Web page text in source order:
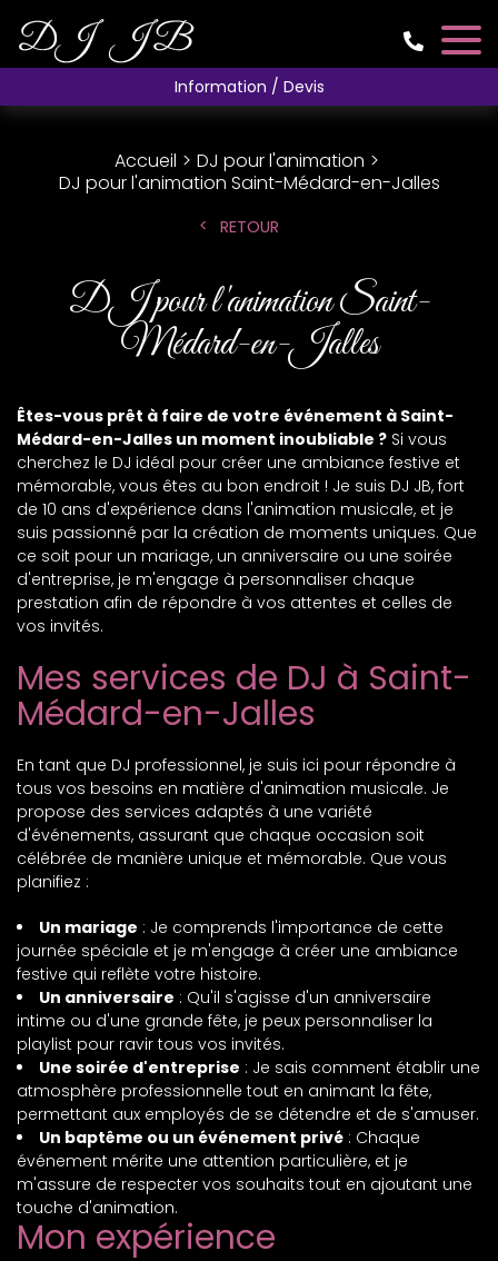
Information / Devis
Accueil
DJ pour l'animation
DJ pour l'animation Saint-Médard-en-Jalles
RETOUR
DJ pour l'animation Saint-
Médard-en-Jalles
Êtes-vous prêt à faire de votre événement à Saint-
Médard-en-Jalles un moment inoubliable ? Si vous
cherchez le DJ idéal pour créer une ambiance festive et
mémorable, vous êtes au bon endroit ! Je suis DJ JB, fort
de 10 ans d'expérience dans l'animation musicale, et je
suis passionné par la création de moments uniques. Que
ce soit pour un mariage, un anniversaire ou une soirée
d'entreprise, je m'engage à personnaliser chaque
prestation afin de répondre à vos attentes et celles de
vos invités.
Mes services de DJ à Saint-
Médard-en-Jalles
En tant que DJ professionnel, je suis ici pour répondre à
tous vos besoins en matière d'animation musicale. Je
propose des services adaptés à une variété
d'événements, assurant que chaque occasion soit
célébrée de manière unique et mémorable. Que vous
planifiez :
Un mariage : Je comprends l'importance de cette
journée spéciale et je m'engage à créer une ambiance
festive qui reflète votre histoire.
Un anniversaire : Qu'il s'agisse d'un anniversaire
intime ou d'une grande fête, je peux personnaliser la
playlist pour ravir tous vos invités.
Une soirée d'entreprise : Je sais comment établir une
atmosphère professionnelle tout en animant la fête,
permettant aux employés de se détendre et de s'amuser.
Un baptême ou un événement privé : Chaque
événement mérite une attention particulière, et je
m'assure de respecter vos souhaits tout en ajoutant une
touche d'animation.
Mon expérience